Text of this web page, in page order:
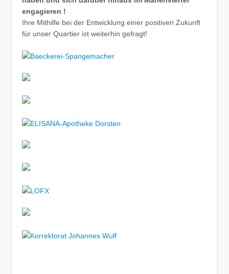
engagieren !
Ihre Mithilfe bei der Entwicklung einer positiven Zukunft
für unser Quartier ist weiterhin gefragt!